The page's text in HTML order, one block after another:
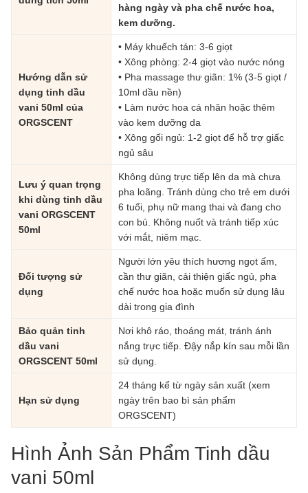
hàng ngày và pha chế nước hoa,
kem dưỡng.
Hướng dẫn sử
dụng tinh dầu
vani 50ml của
ORGSCENT
• Máy khuếch tán: 3-6 giọt
• Xông phòng: 2-4 giọt vào nước nóng
• Pha massage thư giãn: 1% (3-5 giọt /
10ml dầu nền)
• Làm nước hoa cá nhân hoặc thêm
vào kem dưỡng da
• Xông gối ngủ: 1-2 giọt để hỗ trợ giấc
ngủ sâu
Lưu ý quan trọng
khi dùng tinh dầu
vani ORGSCENT
50ml
Không dùng trực tiếp lên da mà chưa
pha loãng. Tránh dùng cho trẻ em dưới
6 tuổi, phụ nữ mang thai và đang cho
con bú. Không nuốt và tránh tiếp xúc
với mắt, niêm mạc.
Đối tượng sử
dụng
Người lớn yêu thích hương ngọt ấm,
cần thư giãn, cải thiện giấc ngủ, pha
chế nước hoa hoặc muốn sử dụng lâu
dài trong gia đình
Bảo quản tinh
dầu vani
ORGSCENT 50ml
Nơi khô ráo, thoáng mát, tránh ánh
nắng trực tiếp. Đậy nắp kín sau mỗi lần
sử dụng.
Hạn sử dụng
24 tháng kể từ ngày sản xuất (xem
ngày trên bao bì sản phẩm
ORGSCENT)
Hình Ảnh Sản Phẩm Tinh dầu
vani 50ml